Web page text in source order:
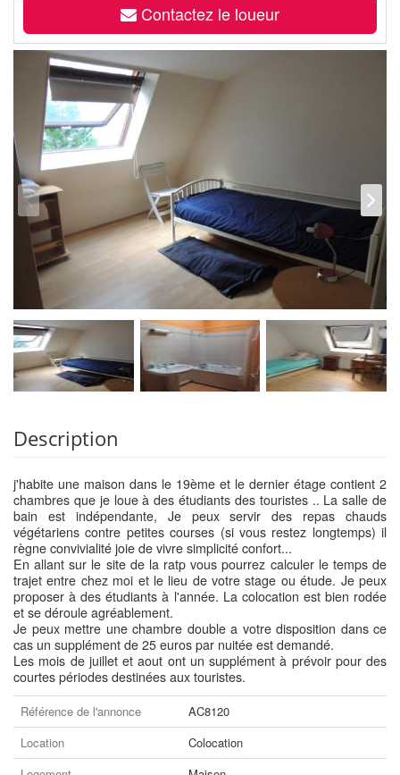
Contactez le loueur
Description
j'habite une maison dans le 19ème et le dernier étage contient 2
chambres que je loue à des étudiants des touristes .. La salle de
bain est indépendante, Je peux servir des repas chauds
végétariens contre petites courses (si vous restez longtemps) il
règne convivialité joie de vivre simplicité confort...
En allant sur le site de la ratp vous pourrez calculer le temps de
trajet entre chez moi et le lieu de votre stage ou étude. Je peux
proposer à des étudiants à l'année. La colocation est bien rodée
et se déroule agréablement.
Je peux mettre une chambre double a votre disposition dans ce
cas un supplément de 25 euros par nuitée est demandé.
Les mois de juillet et aout ont un supplément à prévoir pour des
courtes périodes destinées aux touristes.
Référence de l'annonce
AC8120
Location
Colocation